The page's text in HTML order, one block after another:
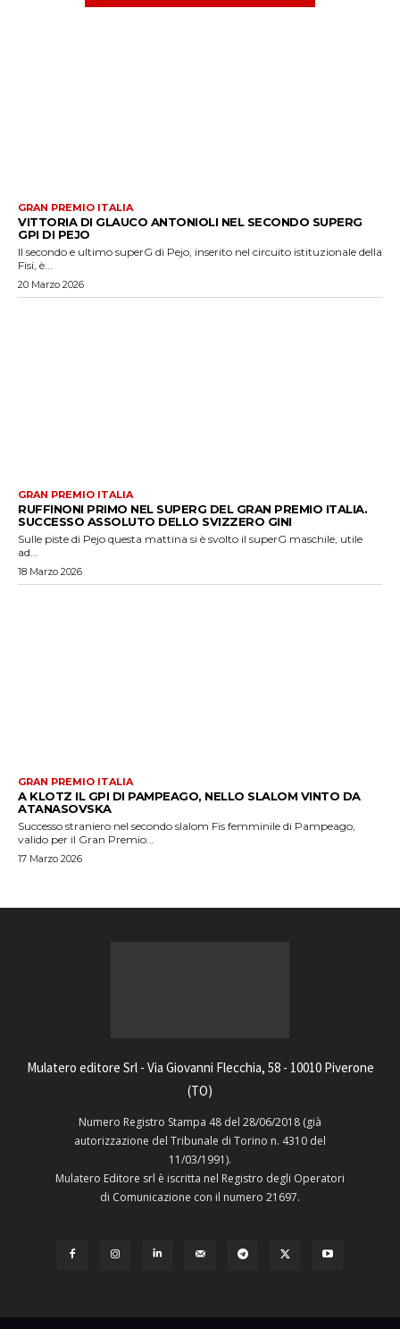
GRAN PREMIO ITALIA
VITTORIA DI GLAUCO ANTONIOLI NEL SECONDO SUPERG
GPI DI PEJO
Il secondo e ultimo superG di Pejo, inserito nel circuito istituzionale della
Fisi, è...
20 Marzo 2026
GRAN PREMIO ITALIA
RUFFINONI PRIMO NEL SUPERG DEL GRAN PREMIO ITALIA.
SUCCESSO ASSOLUTO DELLO SVIZZERO GINI
Sulle piste di Pejo questa mattina si è svolto il superG maschile, utile
ad...
18 Marzo 2026
GRAN PREMIO ITALIA
A KLOTZ IL GPI DI PAMPEAGO, NELLO SLALOM VINTO DA
ATANASOVSKA
Successo straniero nel secondo slalom Fis femminile di Pampeago,
valido per il Gran Premio...
17 Marzo 2026
Mulatero editore Srl - Via Giovanni Flecchia, 58 - 10010 Piverone
(TO)
Numero Registro Stampa 48 del 28/06/2018 (già
autorizzazione del Tribunale di Torino n. 4310 del
11/03/1991).
Mulatero Editore srl è iscritta nel Registro degli Operatori
di Comunicazione con il numero 21697.